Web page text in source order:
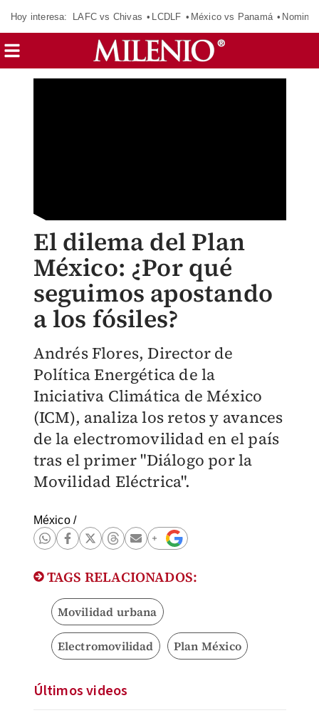
Hoy interesa: LAFC vs Chivas LCDLF México vs Panamá
El dilema del Plan
México: ¿Por qué
seguimos apostando
a los fósiles?
Andrés Flores, Director de
Política Energética de la
Iniciativa Climática de México
(ICM), analiza los retos y avances
de la electromovilidad en el país
tras el primer "Diálogo por la
Movilidad Eléctrica".
México/
TAGS RELACIONADOS:
Movilidad urbana
Electromovilidad Plan México
Últimos videos